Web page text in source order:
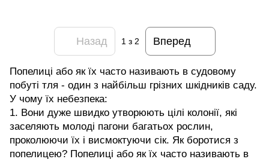
Назад 1 з 2 Вперед
Попелиці або як їх часто називають в судовому
побуті тля - один з найбільш грізних шкідників саду.
У чому їх небезпека:
1. Вони дуже швидко утворюють цілі колонії, які
заселяють молоді пагони багатьох рослин,
проколюючи їх і висмоктуючи сік. Як боротися з
попелицею? Попелиці або як їх часто називають в